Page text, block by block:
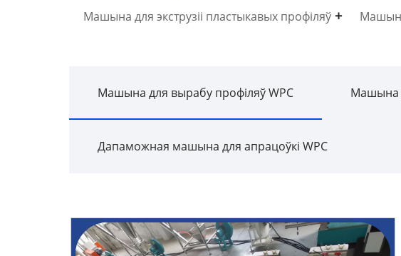
Машына для экструзіі пластыкавых профіляў Машына
Машына для вырабу профіляў WPC Машына
Дапаможная машына для апрацоўкі WPC